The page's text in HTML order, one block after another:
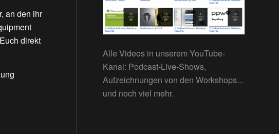
an den ihr
direkt
Alle Videos in unserem YouTube-
Kanal: Podcast-Live-Shows,
Aufzeichnungen von den Workshops...
und noch viel mehr.